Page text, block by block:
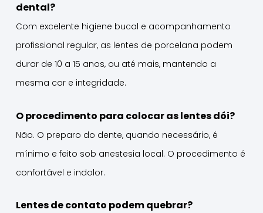
dental?
Com excelente higiene bucal e acompanhamento
profissional regular, as lentes de porcelana podem
durar de 10 a 15 anos, ou até mais, mantendo a
mesma cor e integridade.
O procedimento para colocar as lentes dói?
Não. O preparo do dente, quando necessário, é
mínimo e feito sob anestesia local. O procedimento é
confortável e indolor.
Lentes de contato podem quebrar?